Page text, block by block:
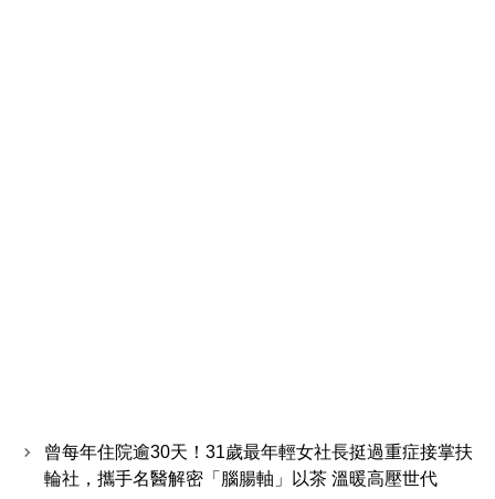
曾每年住院逾30天！31歲最年輕女社長挺過重症接掌扶
輪社，攜手名醫解密「腦腸軸」以茶 溫暖高壓世代